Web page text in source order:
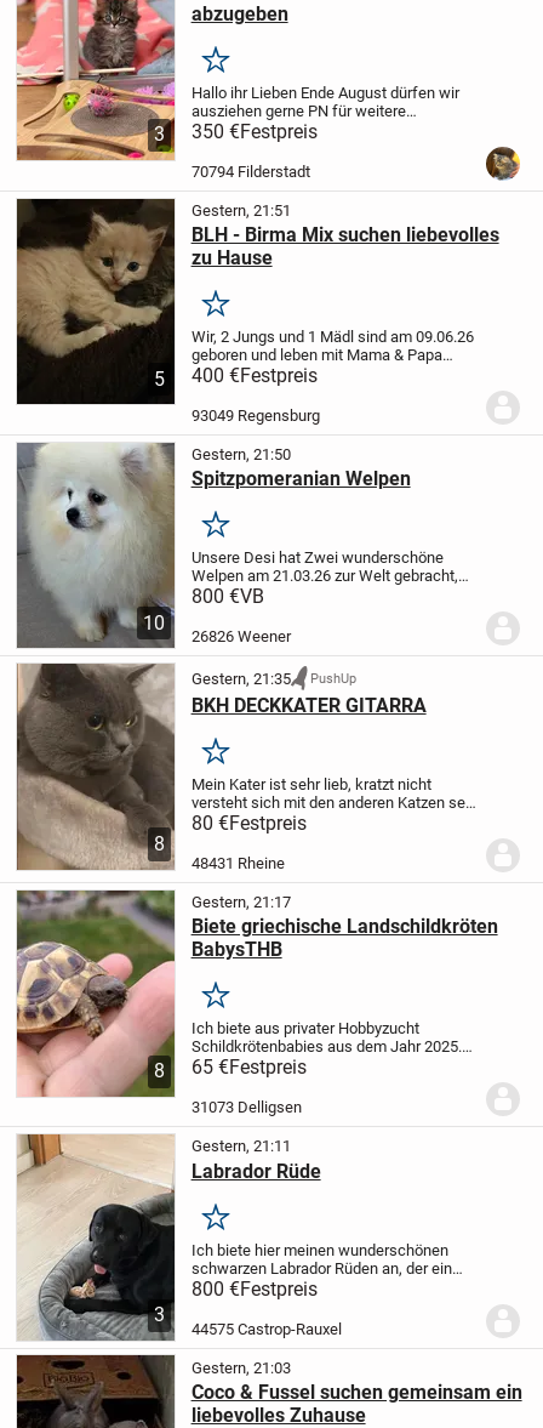
3
abzugeben
Merken
Hallo ihr LiebenEnde August dürfen wir
ausziehen gerne PN für weitere
Informationen gerne auch telefonisch das
ist uns am liebsten.
atemberaubend sehr lieb wir machen
350 €Festpreis
70794 Filderstadt
5
Gestern, 21:51
BLH - Birma Mix suchen liebevolles
zu Hause
Merken
Wir, 2 Jungs und 1 Mädl sind am 09.06.26
geboren und leben mit Mama & Papa
zusammen sowie dem Dosenöffner
Kennen alle Alltagsgeräusche,
der Arzt sagt wir sind gesund, entwurmt
und spielen...
400 €Festpreis
93049 Regensburg
10
Gestern, 21:50
Spitzpomeranian Welpen
Merken
Unsere Desi hat Zwei wunderschöne
Welpen am 21.03.26 zur Welt gebracht,
die ein Liebevolles Zuhause suchen. Sind
Vater sind beide reinrassige Spitz
800 €VB
26826 Weener
8
Gestern, 21:35 PushUp
BKH DECKKATER GITARRA
Merken
Mein Kater ist sehr lieb, kratzt nicht
versteht sich mit den anderen Katzen sehr
gut. Sie können ihre Katze zu uns bringen.
Ihre Katze bleibt 4-5 Tagen bei uns, falls
es bei der ersten Deckung nicht...
80 €Festpreis
48431 Rheine
8
Gestern, 21:17
Biete griechische Landschildkröten
BabysTHB
Merken
Ich biete aus privater Hobbyzucht
Schildkrötenbabies aus dem Jahr 2025.
Die Schildis haben schon eine
Winterstarre hinter sich, sind gut
gewachsen, sehr aktiv und handzahm.
Die Tiere sind...
65 €Festpreis
31073 Delligsen
3
Gestern, 21:11
Labrador Rüde
Merken
Ich biete hier meinen wunderschönen
schwarzen Labrador Rüden an, der ein
neues, liebevolles Zuhause sucht. Er ist
ein treuer Begleiter und sehr verspielt. Ein
echtes Familienmitglied, das viel Freude...
800 €Festpreis
44575 Castrop-Rauxel
Gestern, 21:03
Coco & Fussel suchen gemeinsam ein
liebevolles Zuhause